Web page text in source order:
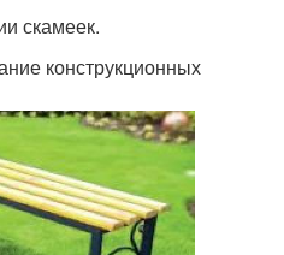
скамеек.
конструкционных